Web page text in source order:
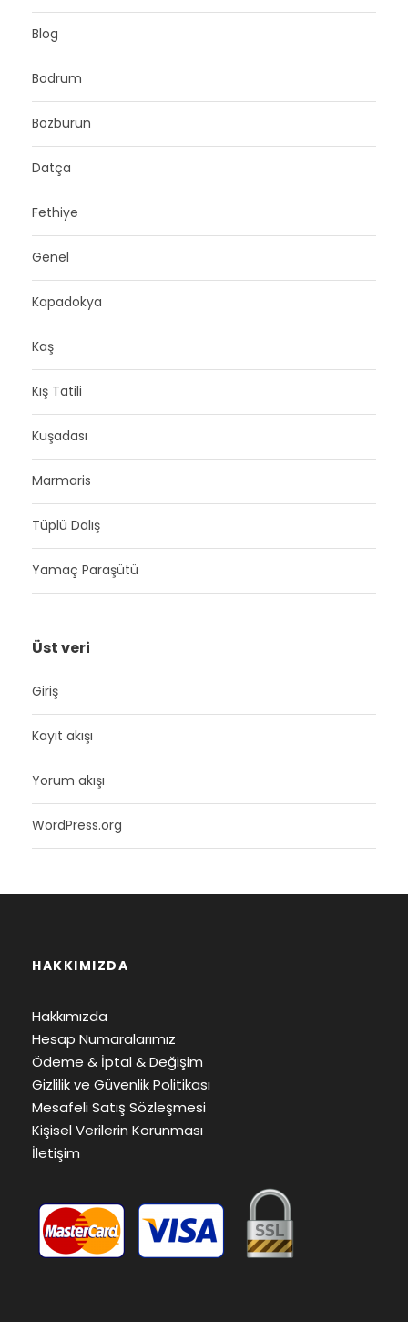
Blog
Bodrum
Bozburun
Datça
Fethiye
Genel
Kapadokya
Kaş
Kış Tatili
Kuşadası
Marmaris
Tüplü Dalış
Yamaç Paraşütü
Üst veri
Giriş
Kayıt akışı
Yorum akışı
WordPress.org
HAKKIMIZDA
Hakkımızda
Hesap Numaralarımız
Ödeme & İptal & Değişim
Gizlilik ve Güvenlik Politikası
Mesafeli Satış Sözleşmesi
Kişisel Verilerin Korunması
İletişim